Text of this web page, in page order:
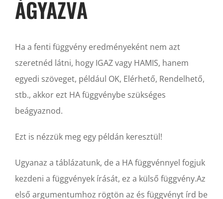
ÁGYAZVA
Ha a fenti függvény eredményeként nem azt
szeretnéd látni, hogy IGAZ vagy HAMIS, hanem
egyedi szöveget, például OK, Elérhető, Rendelhető,
stb., akkor ezt HA függvénybe szükséges
beágyaznod.
Ezt is nézzük meg egy példán keresztül!
Ugyanaz a táblázatunk, de a HA függvénnyel fogjuk
kezdeni a függvények írását, ez a külső függvény.Az
első argumentumhoz rögtön az és függvényt írd be